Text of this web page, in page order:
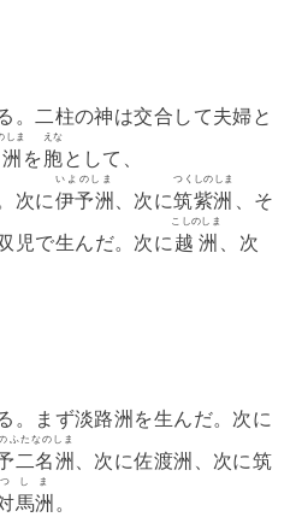
。二柱の神は交合して夫婦と
しま
を胞
えな
として、
次に伊予洲
いよのしま
、次に筑紫洲
つくしのしま
、そ
児で生んだ。次に越洲
こしのしま
、次
。まず淡路洲を生んだ。次に
二名洲
ふたなのしま
、次に佐渡洲、次に筑
馬洲
つしま
。